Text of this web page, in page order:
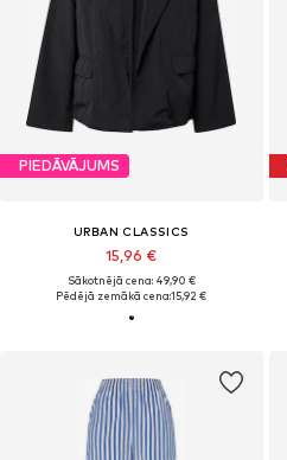
PIEDĀVĀJUMS
URBAN CLASSICS
15,96 €
Sākotnējā cena: 49,90 €
Pēdējā zemākā cena:15,92 €